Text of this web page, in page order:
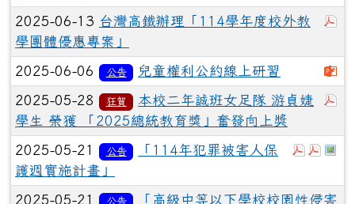
2025-06-13 台灣高鐵辦理「114學年度校外教
學團體優惠專案」
2025-06-06 公告 兒童權利公約線上研習
2025-05-28 狂賀
本校二年誠班女足隊 游貞婕
學生 榮獲 「2025總統教育獎」奮發向上奬
於彈
於
2025-05-21 公告
「114年犯罪被害人保
護週實施計畫」
2025-05-21 公告
「高級中等以下學校校園性侵害